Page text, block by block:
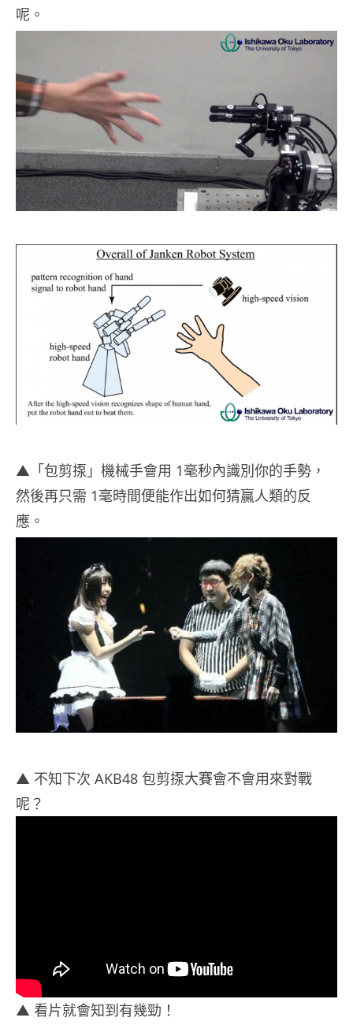
呢。
▲「包剪揼」機械手會用 1毫秒內識別你的手勢，
然後再只需 1毫時間便能作出如何猜贏人類的反
應。
▲ 不知下次 AKB48 包剪揼大賽會不會用來對戰
呢？
▲ 看片就會知到有幾勁！